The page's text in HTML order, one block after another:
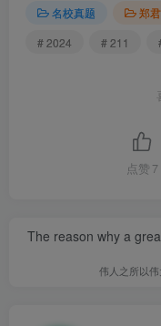
名校真题
郑
# 2024
# 211
点赞 7
The reason why a
伟人之所以